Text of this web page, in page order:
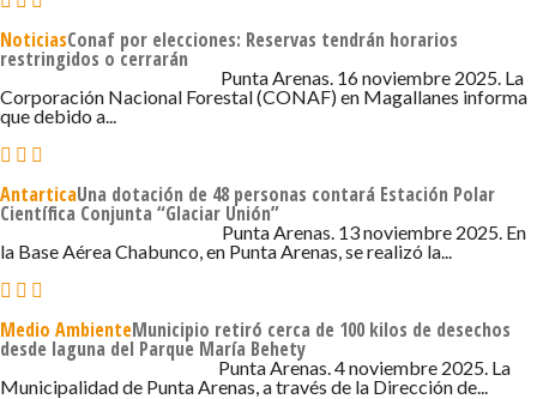
NoticiasConaf por elecciones: Reservas tendrán horarios
restringidos o cerrarán
16 DE NOVIEMBRE DE 2025 - 11:46 Punta Arenas. 16 noviembre 2025. La
Corporación Nacional Forestal (CONAF) en Magallanes informa
que debido a...
AntarticaUna dotación de 48 personas contará Estación Polar
Científica Conjunta “Glaciar Unión”
13 DE NOVIEMBRE DE 2025 - 10:30 Punta Arenas. 13 noviembre 2025. En
la Base Aérea Chabunco, en Punta Arenas, se realizó la...
Medio AmbienteMunicipio retiró cerca de 100 kilos de desechos
desde laguna del Parque María Behety
4 DE NOVIEMBRE DE 2025 - 12:09 Punta Arenas. 4 noviembre 2025. La
Municipalidad de Punta Arenas, a través de la Dirección de...